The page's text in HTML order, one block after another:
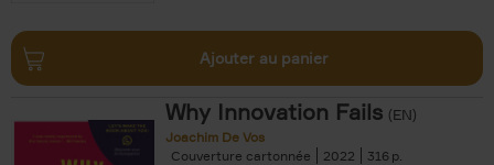
Ajouter au panier
Why Innovation Fails (EN)
Joachim De Vos
Couverture cartonnée
2022 316